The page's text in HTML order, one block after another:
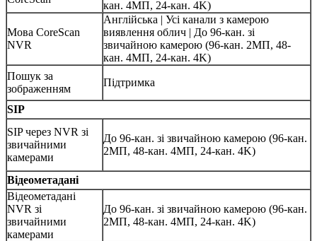
кан. 4МП, 24-кан. 4K)
Мова CoreScan
NVR
Англійська | Усі канали з камерою
виявлення облич | До 96-кан. зі
звичайною камерою (96-кан. 2МП, 48-
кан. 4МП, 24-кан. 4K)
Пошук за
зображенням
Підтримка
SIP
SIP через NVR зі
звичайними
камерами
До 96-кан. зі звичайною камерою (96-кан.
2МП, 48-кан. 4МП, 24-кан. 4K)
Відеометадані
Відеометадані
NVR зі
звичайними
камерами
До 96-кан. зі звичайною камерою (96-кан.
2МП, 48-кан. 4МП, 24-кан. 4K)